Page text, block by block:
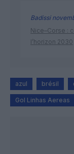
Badissi
Nice–Corse :
l’horizon 2030
azul brésil
Gol Linhas Aereas